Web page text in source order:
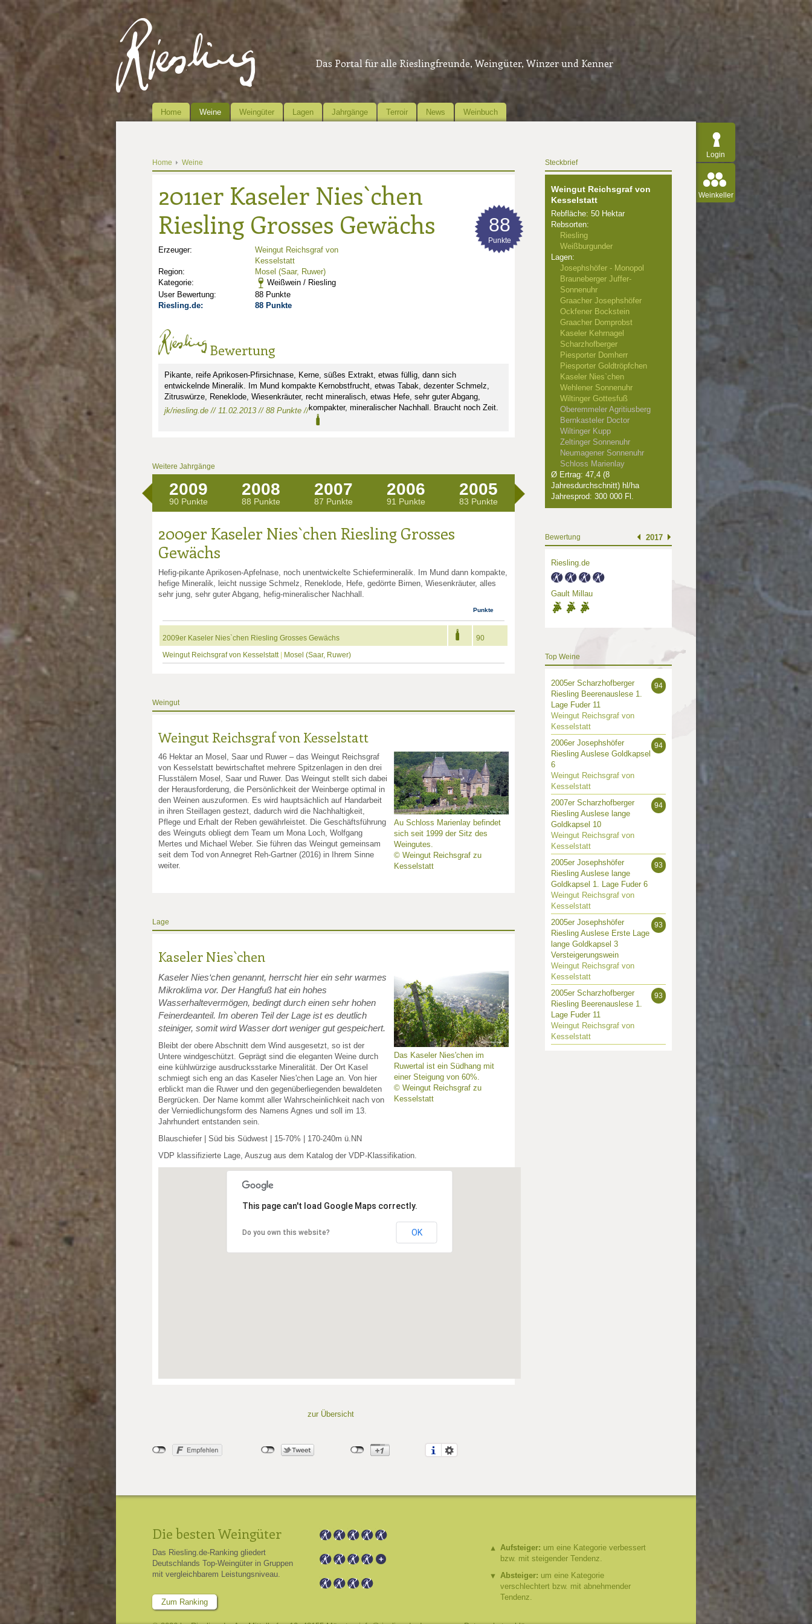
Das Portal für alle Rieslingfreunde, Weingüter, Winzer und Kenner
Home Weine Weingüter Lagen Jahrgänge Terroir News Weinbuch
Login
Weinkeller
Home Weine
2011er Kaseler Nies`chen
Riesling Grosses Gewächs
Erzeuger:
Weingut Reichsgraf von
Kesselstatt
Region:
Mosel (Saar, Ruwer)
Kategorie:
Weißwein / Riesling
User Bewertung:
88 Punkte
Riesling.de:
88 Punkte
88
Punkte
Bewertung
Pikante, reife Aprikosen-Pfirsichnase, Kerne, süßes Extrakt, etwas füllig, dann sich
entwickelnde Mineralik. Im Mund kompakte Kernobstfrucht, etwas Tabak, dezenter Schmelz,
Zitruswürze, Reneklode, Wiesenkräuter, recht mineralisch, etwas Hefe, sehr guter Abgang,
kompakter, mineralischer Nachhall. Braucht noch Zeit.
jk/riesling.de // 11.02.2013 // 88 Punkte //
Weitere Jahrgänge
2009
90 Punkte
2008
88 Punkte
2007
87 Punkte
2006
91 Punkte
2005
83 Punkte
2012
89 Punkte
2009er Kaseler Nies`chen Riesling Grosses
Gewächs
Hefig-pikante Aprikosen-Apfelnase, noch unentwickelte Schiefermineralik. Im Mund dann kompakte,
hefige Mineralik, leicht nussige Schmelz, Reneklode, Hefe, gedörrte Birnen, Wiesenkräuter, alles
sehr jung, sehr guter Abgang, hefig-mineralischer Nachhall.
Punkte
2009er Kaseler Nies`chen Riesling Grosses Gewächs
90
Weingut Reichsgraf von Kesselstatt| Mosel (Saar, Ruwer)
Weingut
Weingut Reichsgraf von Kesselstatt
Au Schloss Marienlay befindet
sich seit 1999 der Sitz des
Weingutes.
© Weingut Reichsgraf zu
Kesselstatt
46 Hektar an Mosel, Saar und Ruwer – das Weingut Reichsgraf
von Kesselstatt bewirtschaftet mehrere Spitzenlagen in den drei
Flusstälern Mosel, Saar und Ruwer. Das Weingut stellt sich dabei
der Herausforderung, die Persönlichkeit der Weinberge optimal in
den Weinen auszuformen. Es wird hauptsächlich auf Handarbeit
in ihren Steillagen gestezt, dadurch wird die Nachhaltigkeit,
Pflege und Erhalt der Reben gewährleistet. Die Geschäftsführung
des Weinguts obliegt dem Team um Mona Loch, Wolfgang
Mertes und Michael Weber. Sie führen das Weingut gemeinsam
seit dem Tod von Annegret Reh-Gartner (2016) in Ihrem Sinne
weiter.
Lage
Kaseler Nies`chen
Das Kaseler Nies'chen im
Ruwertal ist ein Südhang mit
einer Steigung von 60%.
© Weingut Reichsgraf zu
Kesselstatt
Kaseler Nies‘chen genannt, herrscht hier ein sehr warmes
Mikroklima vor. Der Hangfuß hat ein hohes
Wasserhaltevermögen, bedingt durch einen sehr hohen
Feinerdeanteil. Im oberen Teil der Lage ist es deutlich
steiniger, somit wird Wasser dort weniger gut gespeichert.
Bleibt der obere Abschnitt dem Wind ausgesetzt, so ist der
Untere windgeschützt. Geprägt sind die eleganten Weine durch
eine kühlwürzige ausdrucksstarke Mineralität. Der Ort Kasel
schmiegt sich eng an das Kaseler Nies'chen Lage an. Von hier
erblickt man die Ruwer und den gegenüberliegenden bewaldeten
Bergrücken. Der Name kommt aller Wahrscheinlichkeit nach von
der Verniedlichungsform des Namens Agnes und soll im 13.
Jahrhundert entstanden sein.
Blauschiefer | Süd bis Südwest | 15-70% | 170-240m ü.NN
VDP klassifizierte Lage, Auszug aus dem Katalog der VDP-Klassifikation.
This page can't load Google Maps correctly.
Do you own this website? OK
zur Übersicht
Steckbrief
Weingut Reichsgraf von
Kesselstatt
Rebfläche: 50 Hektar
Rebsorten:
Riesling
Weißburgunder
Lagen:
Josephshöfer - Monopol
Brauneberger Juffer-
Sonnenuhr
Graacher Josephshöfer
Ockfener Bockstein
Graacher Domprobst
Kaseler Kehrnagel
Scharzhofberger
Piesporter Domherr
Piesporter Goldtröpfchen
Kaseler Nies`chen
Wehlener Sonnenuhr
Wiltinger Gottesfuß
Oberemmeler Agritiusberg
Bernkasteler Doctor
Wiltinger Kupp
Zeltinger Sonnenuhr
Neumagener Sonnenuhr
Schloss Marienlay
Ø Ertrag: 47,4 (8
Jahresdurchschnitt) hl/ha
Jahresprod: 300 000 Fl.
Bewertung 2017
Riesling.de
4
Punkte: 4
Punkte: 4
Gault Millau
Punkte: 3
Punkte: 3
Top Weine
94
2005er Scharzhofberger
Riesling Beerenauslese 1.
Lage Fuder 11
Weingut Reichsgraf von
Kesselstatt
94
2006er Josephshöfer
Riesling Auslese Goldkapsel
6
Weingut Reichsgraf von
Kesselstatt
94
2007er Scharzhofberger
Riesling Auslese lange
Goldkapsel 10
Weingut Reichsgraf von
Kesselstatt
93
2005er Josephshöfer
Riesling Auslese lange
Goldkapsel 1. Lage Fuder 6
Weingut Reichsgraf von
Kesselstatt
93
2005er Josephshöfer
Riesling Auslese Erste Lage
lange Goldkapsel 3
Versteigerungswein
Weingut Reichsgraf von
Kesselstatt
93
2005er Scharzhofberger
Riesling Beerenauslese 1.
Lage Fuder 11
Weingut Reichsgraf von
Kesselstatt
Die besten Weingüter
Das Riesling.de-Ranking gliedert
Deutschlands Top-Weingüter in Gruppen
mit vergleichbarem Leistungsniveau.
Zum Ranking
Aufsteiger: um eine Kategorie verbessert
bzw. mit steigender Tendenz.
Absteiger: um eine Kategorie
verschlechtert bzw. mit abnehmender
Tendenz.